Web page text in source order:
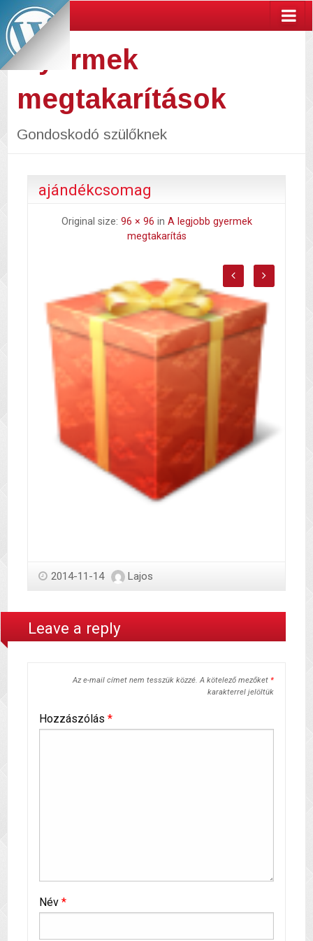
Gyermek
megtakarítások
Gondoskodó szülőknek
ajándékcsomag
Original size: 96 × 96 in A legjobb gyermek
megtakarítás
2014-11-14 Lajos
Leave a reply
Az e-mail címet nem tesszük közzé. A kötelező mezőket *
karakterrel jelöltük
Hozzászólás *
Név *